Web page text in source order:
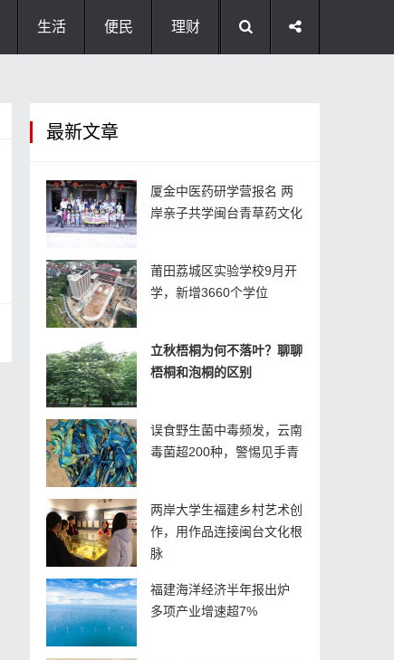
生活 便民 理财
最新文章
厦金中医药研学营报名 两
岸亲子共学闽台青草药文化
莆田荔城区实验学校9月开
学，新增3660个学位
立秋梧桐为何不落叶？聊聊
梧桐和泡桐的区别
误食野生菌中毒频发，云南
毒菌超200种，警惕见手青
两岸大学生福建乡村艺术创
作，用作品连接闽台文化根
脉
福建海洋经济半年报出炉
多项产业增速超7%